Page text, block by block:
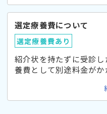
選定療養費について
選定療養費あり
紹介状を持たずに受診
養費として別途料金がか